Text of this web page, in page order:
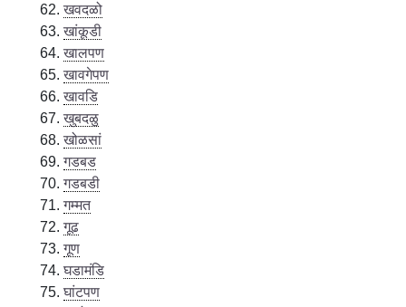
खवदळो
खांकूडी
खालपण
खावगेपण
खावडि
खुबदळु
खोळसां
गडबड
गडबडी
गम्मत
गूढ
गूण
घडामंडि
घांटपण